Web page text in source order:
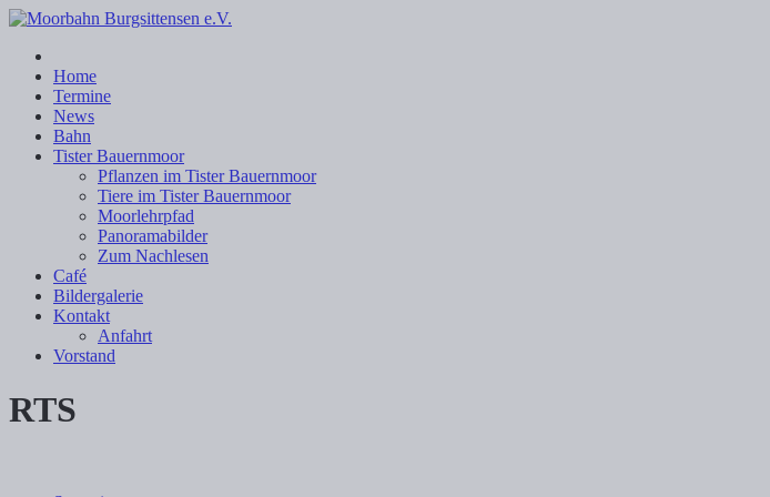
Home
Termine
News
Bahn
Tister Bauernmoor
Pflanzen im Tister Bauernmoor
Tiere im Tister Bauernmoor
Moorlehrpfad
Panoramabilder
Zum Nachlesen
Café
Bildergalerie
Kontakt
Anfahrt
Vorstand
RTS